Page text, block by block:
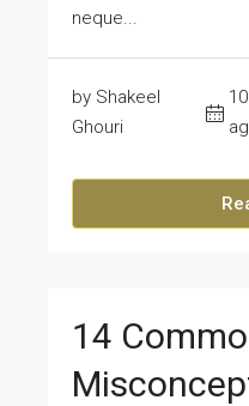
neque...
by Shakeel
Ghouri
14